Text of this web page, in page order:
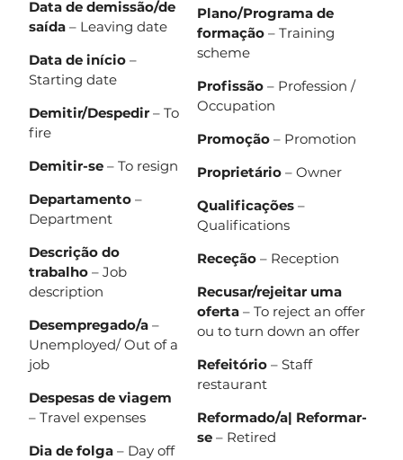
Data de demissão/de
saída – Leaving date
Data de início –
Starting date
Demitir/Despedir – To
fire
Demitir-se – To resign
Departamento –
Department
Descrição do
trabalho – Job
description
Desempregado/a –
Unemployed/ Out of a
job
Despesas de viagem
– Travel expenses
Dia de folga – Day off
Plano/Programa de
formação – Training
scheme
Profissão – Profession /
Occupation
Promoção – Promotion
Proprietário – Owner
Qualificações –
Qualifications
Receção – Reception
Recusar/rejeitar uma
oferta – To reject an offer
ou to turn down an offer
Refeitório – Staff
restaurant
Reformado/a| Reformar-
se – Retired